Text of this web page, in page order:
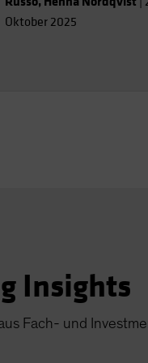
Oktober 2025
Insights
Fach- und